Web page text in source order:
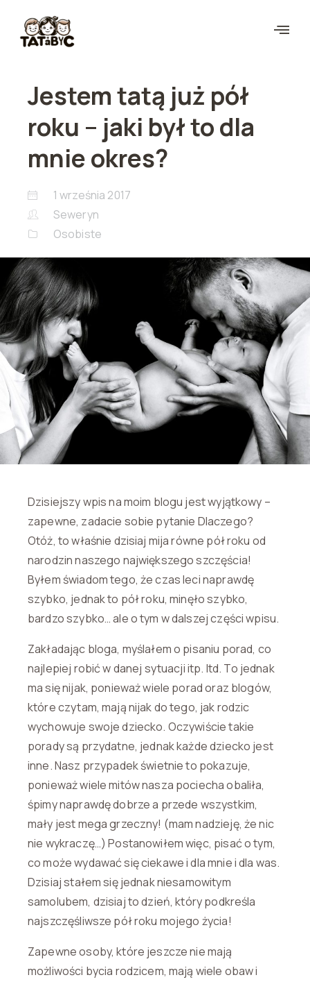
Jestem tatą już pół
roku – jaki był to dla
mnie okres?
1 września 2017
Seweryn
Osobiste
Dzisiejszy wpis na moim blogu jest wyjątkowy –
zapewne, zadacie sobie pytanie Dlaczego?
Otóż, to właśnie dzisiaj mija równe pół roku od
narodzin naszego największego szczęścia!
Byłem świadom tego, że czas leci naprawdę
szybko, jednak to pół roku, minęło szybko,
bardzo szybko… ale o tym w dalszej części wpisu.
Zakładając bloga, myślałem o pisaniu porad, co
najlepiej robić w danej sytuacji itp. Itd. To jednak
ma się nijak, ponieważ wiele porad oraz blogów,
które czytam, mają nijak do tego, jak rodzic
wychowuje swoje dziecko. Oczywiście takie
porady są przydatne, jednak każde dziecko jest
inne. Nasz przypadek świetnie to pokazuje,
ponieważ wiele mitów nasza pociecha obaliła,
śpimy naprawdę dobrze a przede wszystkim,
mały jest mega grzeczny! (mam nadzieję, że nic
nie wykraczę…) Postanowiłem więc, pisać o tym,
co może wydawać się ciekawe i dla mnie i dla was.
Dzisiaj stałem się jednak niesamowitym
samolubem, dzisiaj to dzień, który podkreśla
najszczęśliwsze pół roku mojego życia!
Zapewne osoby, które jeszcze nie mają
możliwości bycia rodzicem, mają wiele obaw i